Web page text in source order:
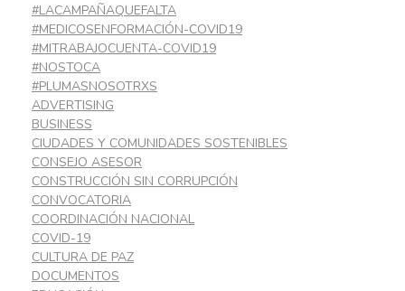
#LACAMPAÑAQUEFALTA
#MEDICOSENFORMACIÓN-COVID19
#MITRABAJOCUENTA-COVID19
#NOSTOCA
#PLUMASNOSOTRXS
ADVERTISING
BUSINESS
CIUDADES Y COMUNIDADES SOSTENIBLES
CONSEJO ASESOR
CONSTRUCCIÓN SIN CORRUPCIÓN
CONVOCATORIA
COORDINACIÓN NACIONAL
COVID-19
CULTURA DE PAZ
DOCUMENTOS